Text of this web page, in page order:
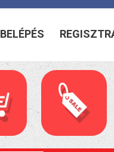
BELÉPÉS